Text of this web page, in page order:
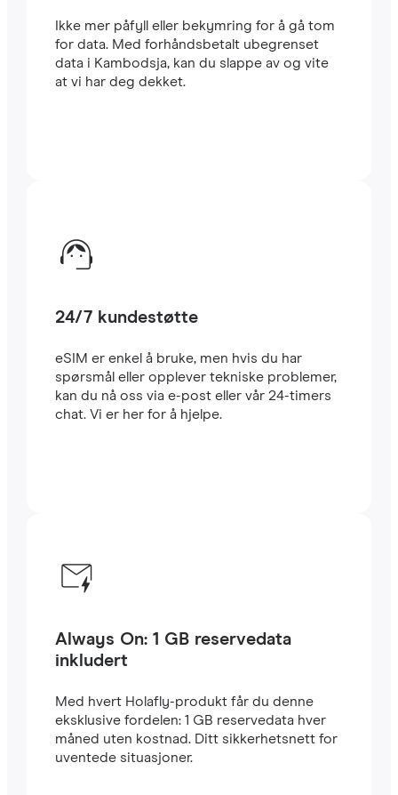
Ikke mer påfyll eller bekymring for å gå tom
for data. Med forhåndsbetalt ubegrenset
data i Kambodsja, kan du slappe av og vite
at vi har deg dekket.
24/7 kundestøtte
eSIM er enkel å bruke, men hvis du har
spørsmål eller opplever tekniske problemer,
kan du nå oss via e-post eller vår 24-timers
chat. Vi er her for å hjelpe.
Always On: 1 GB reservedata
inkludert
Med hvert Holafly-produkt får du denne
eksklusive fordelen: 1 GB reservedata hver
måned uten kostnad. Ditt sikkerhetsnett for
uventede situasjoner.